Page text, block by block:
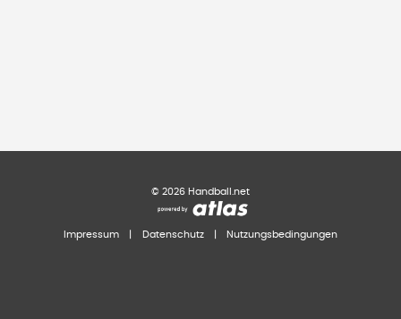
© 2026 Handball.net
Impressum Datenschutz Nutzungsbedingungen